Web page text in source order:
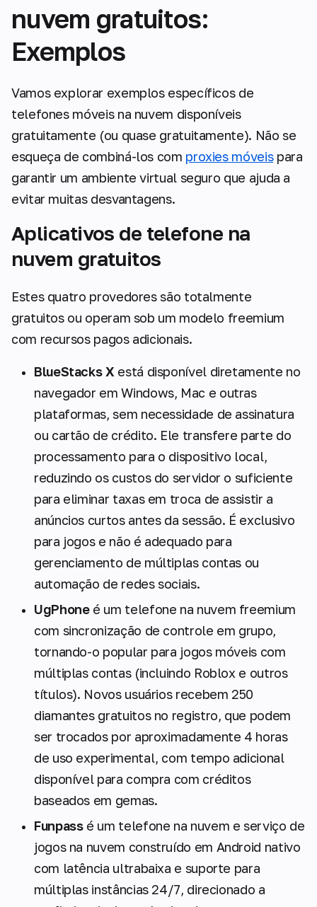
nuvem gratuitos:
Exemplos
Vamos explorar exemplos específicos de
telefones móveis na nuvem disponíveis
gratuitamente (ou quase gratuitamente). Não se
esqueça de combiná-los com proxies móveispara
garantir um ambiente virtual seguro que ajuda a
evitar muitas desvantagens.
Aplicativos de telefone na
nuvem gratuitos
Estes quatro provedores são totalmente
gratuitos ou operam sob um modelo freemium
com recursos pagos adicionais.
BlueStacks X está disponível diretamente no
navegador em Windows, Mac e outras
plataformas, sem necessidade de assinatura
ou cartão de crédito. Ele transfere parte do
processamento para o dispositivo local,
reduzindo os custos do servidor o suficiente
para eliminar taxas em troca de assistir a
anúncios curtos antes da sessão. É exclusivo
para jogos e não é adequado para
gerenciamento de múltiplas contas ou
automação de redes sociais.
UgPhone é um telefone na nuvem freemium
com sincronização de controle em grupo,
tornando-o popular para jogos móveis com
múltiplas contas (incluindo Roblox e outros
títulos). Novos usuários recebem 250
diamantes gratuitos no registro, que podem
ser trocados por aproximadamente 4 horas
de uso experimental, com tempo adicional
disponível para compra com créditos
baseados em gemas.
Funpass é um telefone na nuvem e serviço de
jogos na nuvem construído em Android nativo
com latência ultrabaixa e suporte para
múltiplas instâncias 24/7, direcionado a